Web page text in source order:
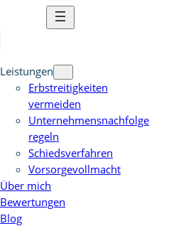
Leistungen
Erbstreitigkeiten
vermeiden
Unternehmensnachfolge
regeln
Schiedsverfahren
Vorsorgevollmacht
Über mich
Bewertungen
Blog